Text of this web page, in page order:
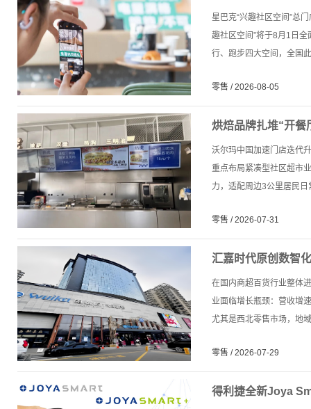
星巴克“兴趣社区空间”总
趣社区空间”将于8月1日
行、跑步四大空间，全国此
零售 / 2026-08-05
烘焙品牌扎堆“开餐
沃尔玛中国加速门店迭代
重点布局紧凑型社区超市
力，适配周边3公里居民日
零售 / 2026-07-31
汇嘉时代原创数智
在国内商超百货行业整体
业面临增长瓶颈：营收增
尤其是西北零售市场，地
零售 / 2026-07-29
得利捷全新Joya